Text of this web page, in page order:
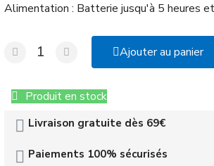
Alimentation : Batterie jusqu'à 5 heures
Ajouter au panier
Produit en stock
Livraison gratuite dès 69€
Paiements 100% sécurisés